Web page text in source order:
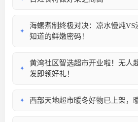
✦
海螺煮制终极对决：凉水慢炖VS
知道的鲜嫩密码！
✦
黄湾社区智选超市开业啦！无人
发即领好礼！
✦ 西部天地超市暖冬好物已上架，